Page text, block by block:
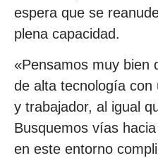
espera que se
plena capacidad.
«Pensamos muy bien
de alta tecnología con
y trabajador, al igual
Busquemos vías
en este entorno